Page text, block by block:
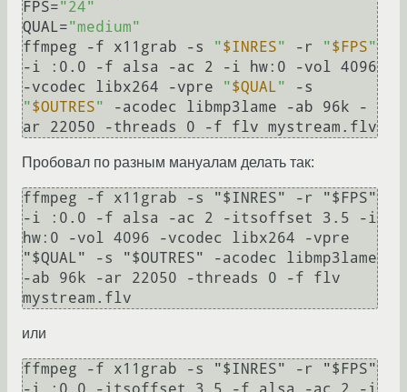
FPS="24"
QUAL="medium"
ffmpeg -f x11grab -s
"$INRES" -r "$FPS"
-i :0.0 -f alsa -ac 2 -i hw:0 -vol 4096
-vcodec libx264 -vpre
"$QUAL"
"$OUTRES"
-acodec libmp3lame -ab 96k -
Пробовал по разным мануалам делать так:
ffmpeg -f x11grab -s "$INRES" -r "$FPS"
-i :0.0 -f alsa -ac 2 -itsoffset 3.5 -i
hw:0 -vol 4096 -vcodec libx264 -vpre
"$QUAL" -s "$OUTRES" -acodec libmp3lame
-ab 96k -ar 22050 -threads 0 -f flv
или
ffmpeg -f x11grab -s "$INRES" -r "$FPS"